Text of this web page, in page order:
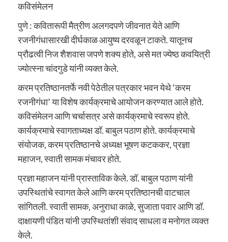
कविसंमेलन
पुणे : कवितारूपी मैत्रीण अलगदपणे जीवनात येते आणि
रजनीगंधासारखी दीर्घकाळ आयुष्य दरवळून टाकते. यातूनच
प्रौढत्वी निज शैशवास जपणे शक्य होते, असे मत ज्येष्ठ कवयित्री
ज्योत्स्ना चांदगुडे यांनी व्यक्त केले.
करम प्रतिष्ठानतर्फे नवी पेठेतील पत्रकार भवन येथे ‌‘करम
रजनीगंधा‌’ या विशेष कार्यक्रमाचे आयोजन करण्यात आले होते.
कविसंमेलन आणि चर्चासत्र असे कार्यक्रमाचे स्वरूप होते.
कार्यक्रमाचे स्वागताध्यक्ष डॉ. बाबुल पठाण होते. कार्यक्रमाचे
संयोजक, करम प्रतिष्ठानचे अध्यक्ष भूषण कटककर, प्रज्ञा
महाजन, स्वाती सामक मंचावर होते.
प्रज्ञा महाजन यांनी प्रास्ताविक केले. डॉ. बाबुल पठाण यांनी
उपस्थितांचे स्वागत केले आणि करम प्रतिष्ठानची वाटचाल
सांगितली. स्वाती सामक, अनुराधा काळे, सुजाता पवार आणि डॉ.
दाक्षायणी पंडित यांनी उपस्थितांशी संवाद साधला व मनोगत व्यक्त
केले.